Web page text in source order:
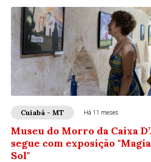
Cuiabá - MT Há 11 meses
Museu do Morro da Caixa
segue com exposição
Sol"